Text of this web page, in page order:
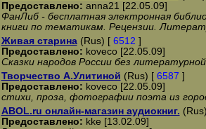
Предоставлено: anna21 [22.05.09]
ФанЛиб - бесплатная электронная
книги по тематикам. Рецензии.
Живая старина(Rus) [ 6512 ]
Предоставлено: koveco [22.05.09]
Сказки народов России без
Творчество А.Улитиной (Rus) [ 6587 ]
Предоставлено: koveco [22.05.09]
стихи, проза, фотографии поэта из
ABOL.ru онлайн-магазин аудиокниг.
Предоставлено: kke [13.02.09]